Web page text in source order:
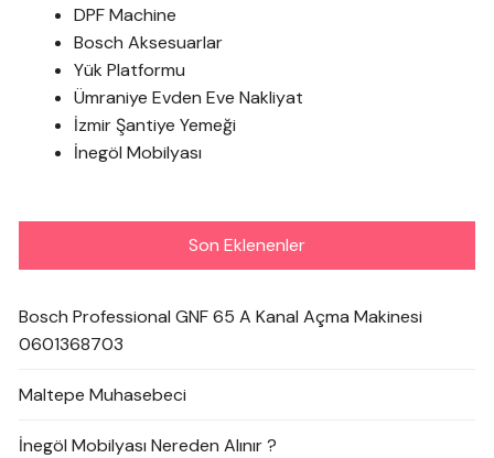
DPF Machine
Bosch Aksesuarlar
Yük Platformu
Ümraniye Evden Eve Nakliyat
İzmir Şantiye Yemeği
İnegöl Mobilyası
Son Eklenenler
Bosch Professional GNF 65 A Kanal Açma Makinesi
0601368703
Maltepe Muhasebeci
İnegöl Mobilyası Nereden Alınır ?